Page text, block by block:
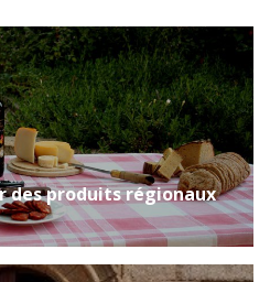
des produits régionaux